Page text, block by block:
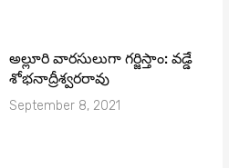
అల్లూరి వారసులుగా గర్జిస్తాం: వడ్డే
శోభనాద్రీశ్వరరావు
September 8, 2021